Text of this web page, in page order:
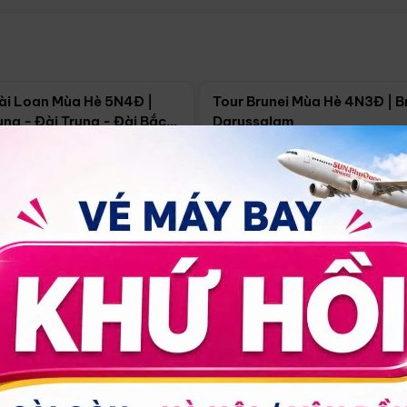
Loan Mùa Hè 5N4Đ |
- Đài Trung - Đài Bắc
18/09
Tour Brunei Mùa Hè 4N3Đ |
Darussalam
Hồ Chí Minh 4N3Đ
30/08 17/09 24/09
14.499.000đ Xem chi